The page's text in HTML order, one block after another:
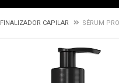
FINALIZADOR CAPILAR SÉRUM